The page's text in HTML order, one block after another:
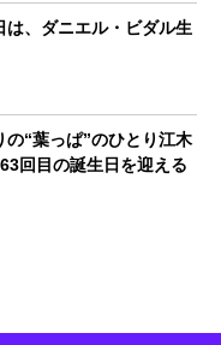
、ダニエル・ビダル生
の“葉っぱ”のひとり江木
回目の誕生日を迎える